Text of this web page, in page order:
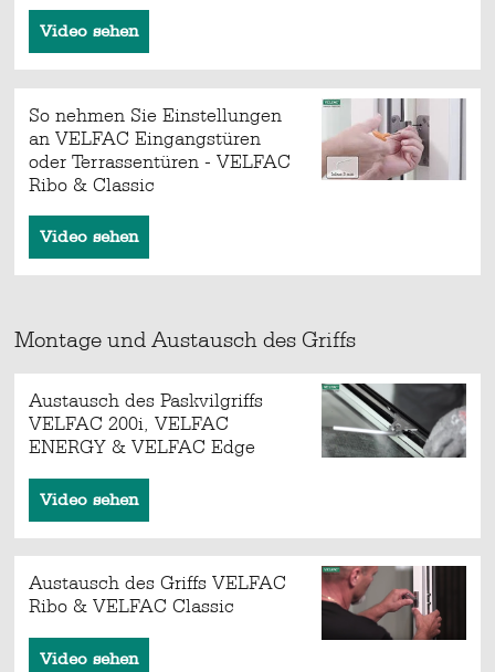
Video sehen
So nehmen Sie Einstellungen
an VELFAC Eingangstüren
oder Terrassentüren - VELFAC
Ribo & Classic
Video sehen
Montage und Austausch des Griffs
Austausch des Paskvilgriffs
VELFAC 200i, VELFAC
ENERGY & VELFAC Edge
Video sehen
Austausch des Griffs VELFAC
Ribo & VELFAC Classic
Video sehen